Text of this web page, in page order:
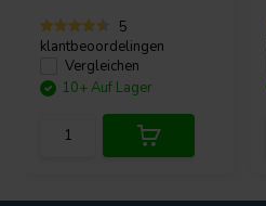
5
klantbeoordelingen
Vergleichen
10+ Auf Lager